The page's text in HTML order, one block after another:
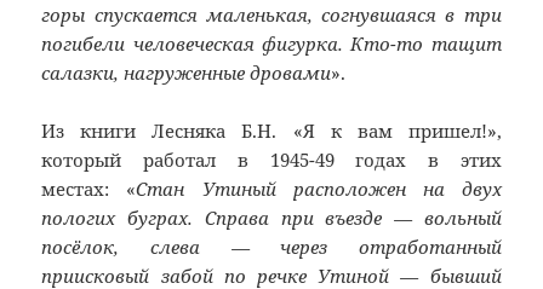
горы спускается маленькая, согнувшаяся в три
погибели человеческая фигурка. Кто-то тащит
салазки, нагруженные дровами».
Из книги Лесняка Б.Н. «Я к вам пришел!»,
который работал в 1945-49 годах в этих
местах: «Стан Утиный расположен на двух
пологих буграх. Справа при въезде — вольный
посёлок, слева — через отработанный
приисковый забой по речке Утиной — бывший